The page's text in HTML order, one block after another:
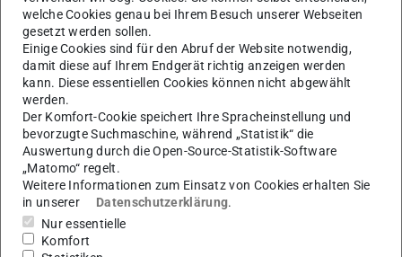
basierte Technologien zur Förderung der psychischen
Gesundheit im Kindesalter“ (GamKi).
Die
erste Folge des Podcasts ist onlineund
beschäftigt sich mit dem Thema Mobbing, seine
psychologischen Folgen auf Kinder, und die Frage, wie
man Kinder gegenüber Mobbing resilienter machen kann.
Im Rahmen des Förderprojekts GamKi werden 13
Forschungsprojekte unterstützt, die interaktive und
Gamification-basierte Technologien zur Förderung der
psychischen Gesundheit im Kindesalter erforschen.
welche Cookies genau bei Ihrem Besuch unserer Webseiten
gesetzt werden sollen.
Einige Cookies sind für den Abruf der Website notwendig,
damit diese auf Ihrem Endgerät richtig anzeigen werden
kann. Diese essentiellen Cookies können nicht abgewählt
werden.
Der Komfort-Cookie speichert Ihre Spracheinstellung und
bevorzugte Suchmaschine, während „Statistik“ die
Auswertung durch die Open-Source-Statistik-Software
„Matomo“ regelt.
Weitere Informationen zum Einsatz von Cookies erhalten Sie
in unserer
Datenschutzerklärung.
Nur essentielle
Komfort